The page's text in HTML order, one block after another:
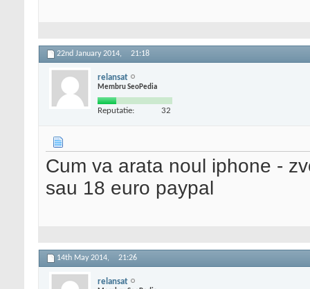
22nd January 2014, 21:18
relansat
Membru SeoPedia
Reputatie: 32
Cum va arata noul iphone -
sau 18 euro paypal
14th May 2014, 21:26
relansat